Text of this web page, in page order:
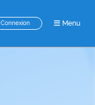
Connexion Menu